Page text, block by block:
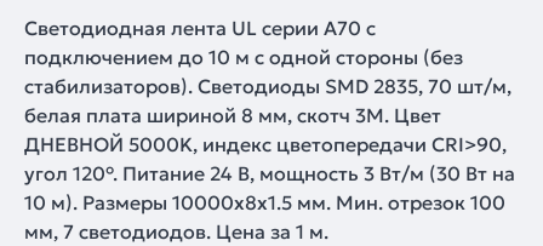
Светодиодная лента UL серии A70 с
подключением до 10 м с одной стороны (без
стабилизаторов). Светодиоды SMD 2835, 70 шт/м,
белая плата шириной 8 мм, скотч 3M. Цвет
ДНЕВНОЙ 5000K, индекс цветопередачи CRI>90,
угол 120°. Питание 24 В, мощность 3 Вт/м (30 Вт на
10 м). Размеры 10000x8x1.5 мм. Мин. отрезок 100
мм, 7 светодиодов. Цена за 1 м.